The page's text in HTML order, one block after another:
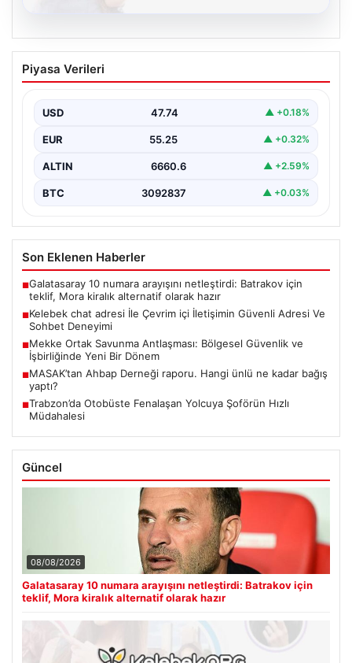
Kelebek chat adresi İle Çevrim içi
İletişimin Güvenli Adresi Ve Sohbet
Sanal çağında bireylerin kaliteli bir tarzda irtibat kurması
Piyasa Verileri
USD 47.74 ▲ +0.18%
EUR 55.25 ▲ +0.32%
ALTIN 6660.6 ▲ +2.59%
BTC 3092837 ▲ +0.03%
Son Eklenen Haberler
■Galatasaray 10 numara arayışını netleştirdi: Batrakov için
teklif, Mora kiralık alternatif olarak hazır
■Kelebek chat adresi İle Çevrim içi İletişimin Güvenli Adresi Ve
Sohbet Deneyimi
■Mekke Ortak Savunma Antlaşması: Bölgesel Güvenlik ve
İşbirliğinde Yeni Bir Dönem
■MASAK’tan Ahbap Derneği raporu. Hangi ünlü ne kadar bağış
yaptı?
■Trabzon’da Otobüste Fenalaşan Yolcuya Şoförün Hızlı
Müdahalesi
Güncel
08/08/2026
Galatasaray 10 numara arayışını netleştirdi: Batrakov için
teklif, Mora kiralık alternatif olarak hazır